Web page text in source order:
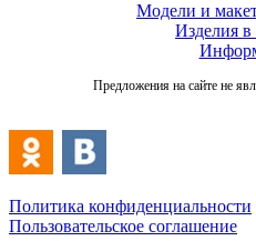
Модели и
Изделия
Предложения на сайте не
Политика конфиденциальности
Пользовательское соглашение